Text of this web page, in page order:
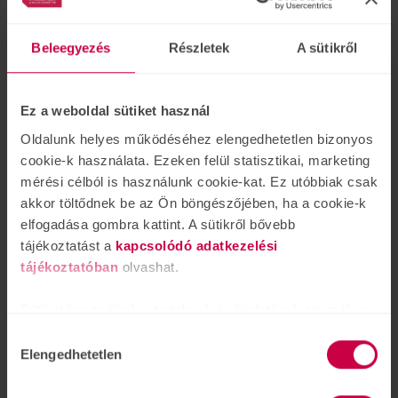
Beleegyezés Részletek A sütikről
Ez a weboldal sütiket használ
Oldalunk helyes működéséhez elengedhetetlen bizonyos
cookie-k használata. Ezeken felül statisztikai, marketing
mérési célból is használunk cookie-kat. Ez utóbbiak csak
akkor töltődnek be az Ön böngészőjében, ha a cookie-k
elfogadása gombra kattint. A sütikről bővebb
tájékoztatást a kapcsolódó adatkezelési
tájékoztatóban olvashat.
valamint weboldalforgalmunk elemzéséhez. Ezenkívül
közösségi média-, hirdető- és elemező partnereinkkel
megosztjuk az Ön weboldalhasználatra vonatkozó
kiválasztása
Elengedhetetlen
Amikor a hallás elkezd romlani,
gyakran tapasztaljuk, hogy nehezen
értjük a körülöttünk lévőket és egy
eredményeképpen szorongás alakulhat ki, ami kihat az
érzése szeretteinktől, és szép lassan elkerüljük a
társasági eseményeket, családi összejöveteleket.
Friss hírek
Elakadt webshop
Elakadt az online rendelés során?
Kérdése akadt a webáruház és az
online rendelések kapcsán? Összegyűjtöttünk pár